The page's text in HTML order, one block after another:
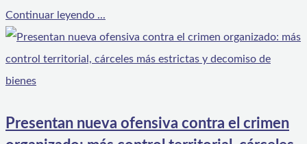
Continuar leyendo ...
Presentan nueva ofensiva contra el crimen